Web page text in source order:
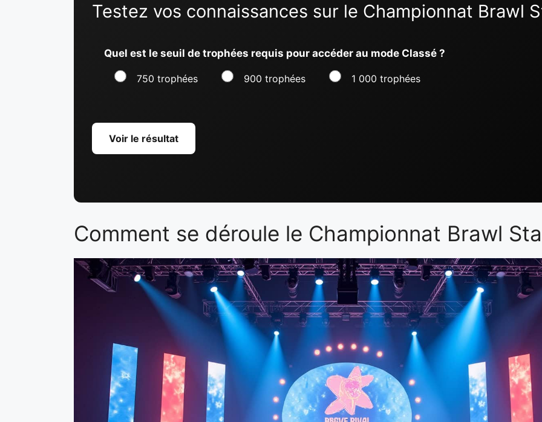
Testez vos connaissances sur le Championnat Brawl
Quel est le seuil de trophées requis pour accéder au mode Classé ?
750 trophées 900 trophées 1 000 trophées
Voir le résultat
Comment se déroule le Championnat Brawl